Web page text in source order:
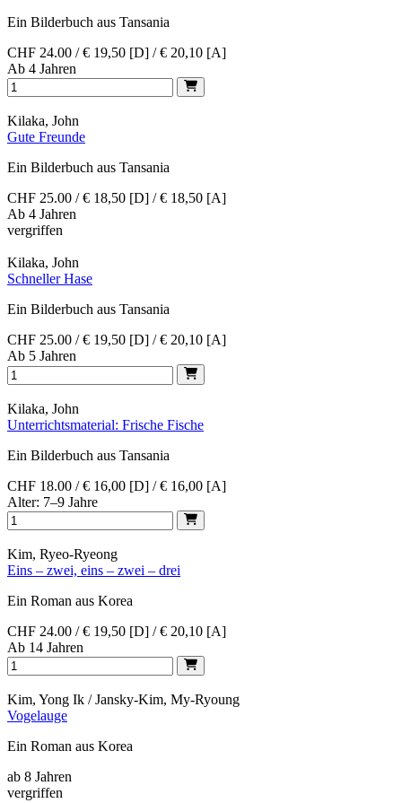
Ein Bilderbuch aus Tansania
CHF 24.00 / € 19,50 [D] / € 20,10 [A]
Ab 4 Jahren
Kilaka, John
Gute Freunde
Ein Bilderbuch aus Tansania
CHF 25.00 / € 18,50 [D] / € 18,50 [A]
Ab 4 Jahren
vergriffen
Kilaka, John
Schneller Hase
Ein Bilderbuch aus Tansania
CHF 25.00 / € 19,50 [D] / € 20,10 [A]
Ab 5 Jahren
Kilaka, John
Unterrichtsmaterial: Frische Fische
Ein Bilderbuch aus Tansania
CHF 18.00 / € 16,00 [D] / € 16,00 [A]
Alter: 7–9 Jahre
Kim, Ryeo-Ryeong
Eins – zwei, eins – zwei – drei
Ein Roman aus Korea
CHF 24.00 / € 19,50 [D] / € 20,10 [A]
Ab 14 Jahren
Kim, Yong Ik / Jansky-Kim, My-Ryoung
Vogelauge
Ein Roman aus Korea
ab 8 Jahren
vergriffen